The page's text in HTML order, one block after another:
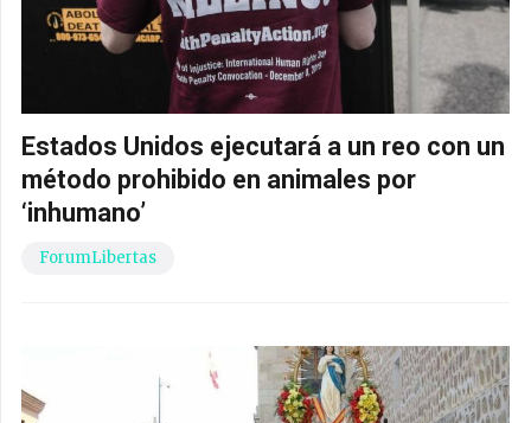
Estados Unidos ejecutará a un reo con un
método prohibido en animales por
‘inhumano’
ForumLibertas